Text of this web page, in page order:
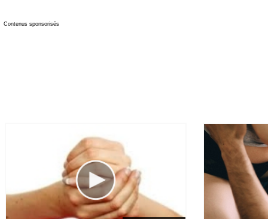
Contenus sponsorisés